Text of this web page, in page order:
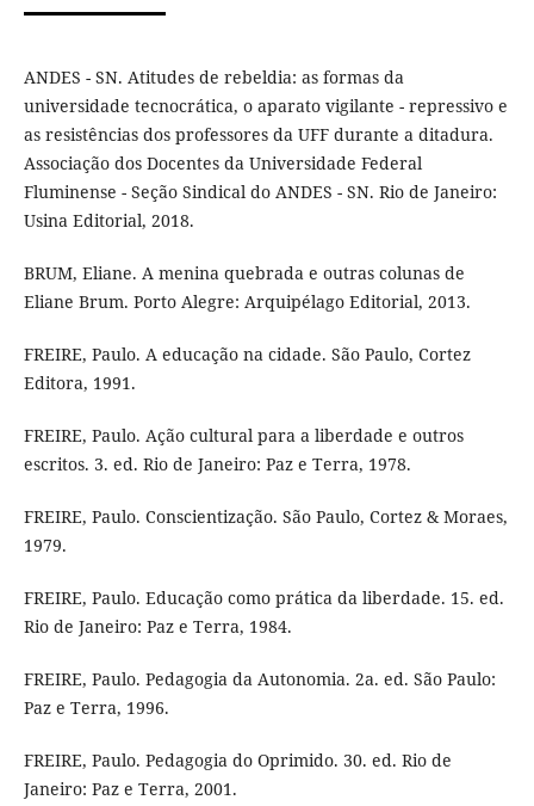
ANDES - SN. Atitudes de rebeldia: as formas da
universidade tecnocrática, o aparato vigilante - repressivo e
as resistências dos professores da UFF durante a ditadura.
Associação dos Docentes da Universidade Federal
Fluminense - Seção Sindical do ANDES - SN. Rio de Janeiro:
Usina Editorial, 2018.
BRUM, Eliane. A menina quebrada e outras colunas de
Eliane Brum. Porto Alegre: Arquipélago Editorial, 2013.
FREIRE, Paulo. A educação na cidade. São Paulo, Cortez
Editora, 1991.
FREIRE, Paulo. Ação cultural para a liberdade e outros
escritos. 3. ed. Rio de Janeiro: Paz e Terra, 1978.
FREIRE, Paulo. Conscientização. São Paulo, Cortez & Moraes,
1979.
FREIRE, Paulo. Educação como prática da liberdade. 15. ed.
Rio de Janeiro: Paz e Terra, 1984.
FREIRE, Paulo. Pedagogia da Autonomia. 2a. ed. São Paulo:
Paz e Terra, 1996.
FREIRE, Paulo. Pedagogia do Oprimido. 30. ed. Rio de
Janeiro: Paz e Terra, 2001.